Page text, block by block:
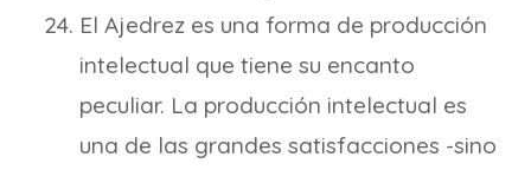
El Ajedrez es una forma de producción
intelectual que tiene su encanto
peculiar. La producción intelectual es
una de las grandes satisfacciones -sino